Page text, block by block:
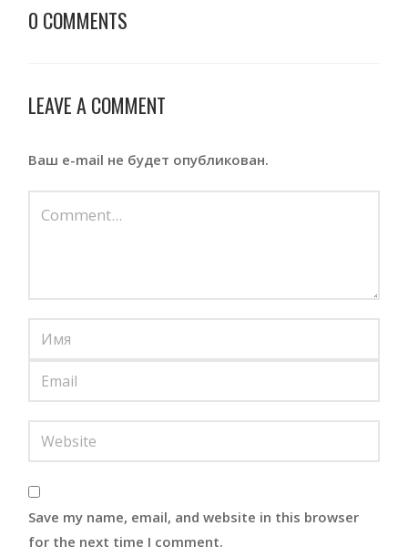
0 COMMENTS
LEAVE A COMMENT
Ваш e-mail не будет опубликован.
Save my name, email, and website in this browser
for the next time I comment.